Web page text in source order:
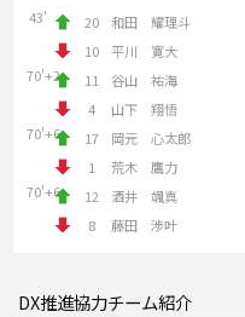
43' 20
和田 耀理斗
10
平川 寛大
70'+2
11
谷山 祐海
4
山下 翔悟
70'+6
17
岡元 心太郎
1
荒木 鷹力
70'+6
12
酒井 颯真
8
藤田 渉叶
DX推進協力チーム紹介